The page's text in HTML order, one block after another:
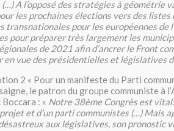
A l’opposé des stratégies à géométrie
les prochaines élections vers des listes
transnationales pour les européennes de
pour préparer très largement les
de 2021 afin d’ancrer le Front
en vue des présidentielles et législatives
2 « Pour un manifeste du Parti
le patron du groupe communiste à
: « Notre 38ème Congrès est
et d’un parti communistes (…) Mais
aux législatives, son pronostic